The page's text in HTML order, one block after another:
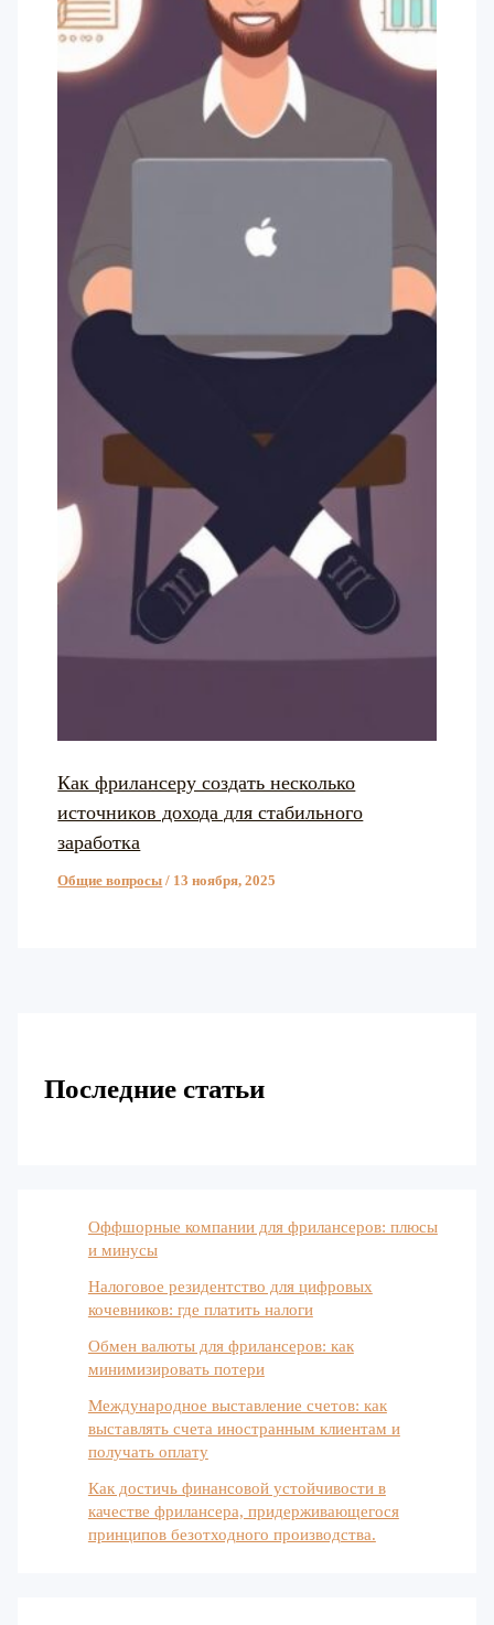
Как фрилансеру создать несколько
источников дохода для стабильного
заработка
Общие вопросы / 13 ноября, 2025
Последние статьи
Оффшорные компании для фрилансеров: плюсы
и минусы
Налоговое резидентство для цифровых
кочевников: где платить налоги
Обмен валюты для фрилансеров: как
минимизировать потери
Международное выставление счетов: как
выставлять счета иностранным клиентам и
получать оплату
Как достичь финансовой устойчивости в
качестве фрилансера, придерживающегося
принципов безотходного производства.